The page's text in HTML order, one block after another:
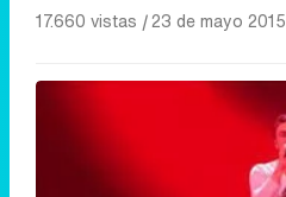
17.660 vistas |23 de mayo 2015